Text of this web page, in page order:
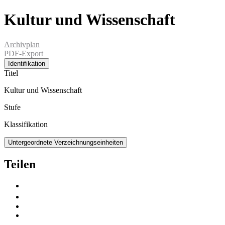
Kultur und Wissenschaft
Archivplan
PDF-Export
Identifikation
Titel
Kultur und Wissenschaft
Stufe
Klassifikation
Untergeordnete Verzeichnungseinheiten
Teilen